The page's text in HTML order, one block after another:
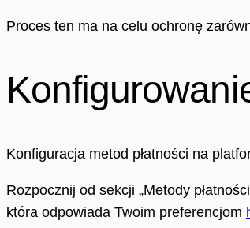
Proces ten ma na celu ochronę
Konfiguracja metod płatności na
Rozpocznij od sekcji „Metody
która odpowiada Twoim preferencjom